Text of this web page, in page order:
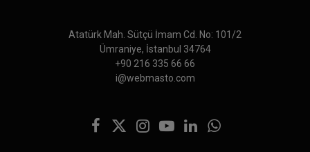
Atatürk Mah. Sütçü İmam Cd. No: 101/2
Ümraniye, İstanbul 34764
+90 216 335 66 66
i@webmasto.com
Facebook
X
Instagram
YouTubeLinkedInWhatsApp